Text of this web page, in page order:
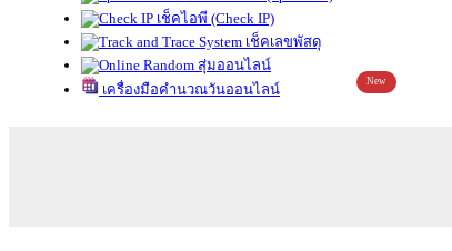
เช็คไอพี (Check IP)
เช็คเลขพัสดุ
สุ่มออนไลน์
เครื่องมือคำนวณวันออนไลน์
New